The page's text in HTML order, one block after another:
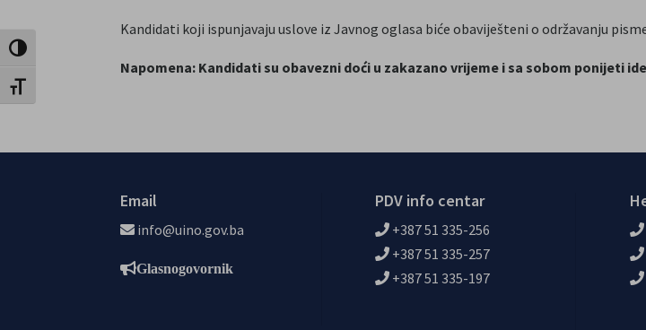
Uključi / isključi visoki kontrast
Uključi / isključi veličinu fonta
Kandidati koji ispunjavaju uslove iz Javnog oglasa biće obaviješteni o održavanju
Napomena: Kandidati su obavezni doći u zakazano vrijeme i sa sobom ponijeti
Email
info@uino.gov.ba
Glasnogovornik
PDV info centar
+387 51 335-256
+387 51 335-257
+387 51 335-197